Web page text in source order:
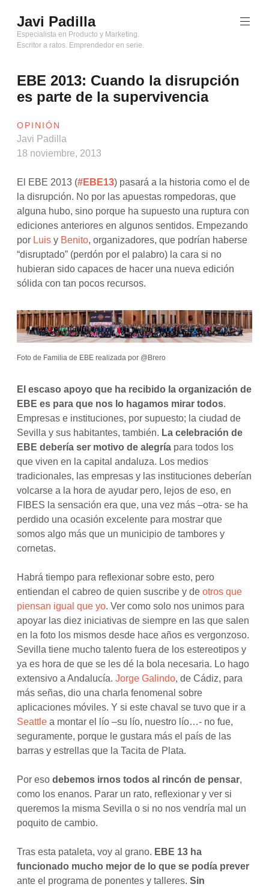
al
contenido
Javi Padilla
Especialista en Producto y Marketing.
Escritor a ratos. Emprendedor en serie.
EBE 2013: Cuando la disrupción
es parte de la supervivencia
OPINIÓN
Javi Padilla
18 noviembre, 2013
El EBE 2013 (#EBE13) pasará a la historia como el de
la disrupción. No por las apuestas rompedoras, que
alguna hubo, sino porque ha supuesto una ruptura con
ediciones anteriores en algunos sentidos. Empezando
por Luis y Benito, organizadores, que podrían haberse
“disruptado” (perdón por el palabro) la cara si no
hubieran sido capaces de hacer una nueva edición
sólida con tan pocos recursos.
Foto de Familia de EBE realizada por @Brero
El escaso apoyo que ha recibido la organización de
EBE es para que nos lo hagamos mirar todos.
Empresas e instituciones, por supuesto; la ciudad de
Sevilla y sus habitantes, también. La celebración de
EBE debería ser motivo de alegría para todos los
que viven en la capital andaluza. Los medios
tradicionales, las empresas y las instituciones deberían
volcarse a la hora de ayudar pero, lejos de eso, en
FIBES la sensación era que, una vez más –otra- se ha
perdido una ocasión excelente para mostrar que
somos algo más que un municipio de tambores y
cornetas.
Habrá tiempo para reflexionar sobre esto, pero
entiendan el cabreo de quien suscribe y deotros que
piensan igual que yo. Ver como solo nos unimos para
apoyar las diez iniciativas de siempre en las que salen
en la foto los mismos desde hace años es vergonzoso.
Sevilla tiene mucho talento fuera de los estereotipos y
ya es hora de que se les dé la bola necesaria. Lo hago
extensivo a Andalucía.Jorge Galindo, de Cádiz, para
más señas, dio una charla fenomenal sobre
aplicaciones móviles. Y si este chaval se tuvo que ir a
Seattle a montar el lío –su lío, nuestro lío…- no fue,
seguramente, porque le gustara más el país de las
barras y estrellas que la Tacita de Plata.
Por esodebemos irnos todos al rincón de pensar,
como los enanos. Parar un rato, reflexionar y ver si
queremos la misma Sevilla o si no nos vendría mal un
poquito de cambio.
Tras esta pataleta, voy al grano. EBE 13 ha
funcionado mucho mejor de lo que se podía prever
ante el programa de ponentes y talleres.Sin